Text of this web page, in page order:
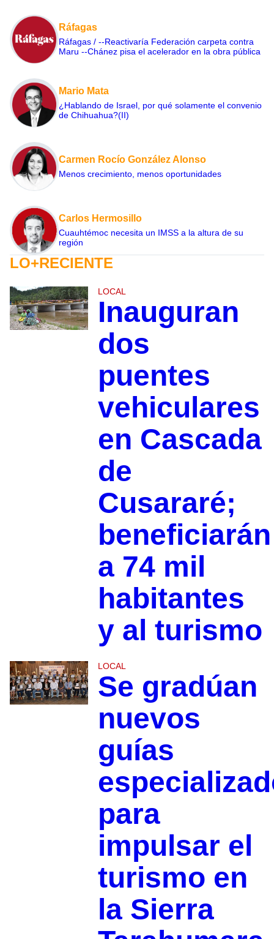
Ráfagas
Ráfagas / --Reactivaría Federación carpeta contra
Maru --Chánez pisa el acelerador en la obra pública
Mario Mata
¿Hablando de Israel, por qué solamente el convenio
de Chihuahua?(II)
Carmen Rocío González Alonso
Menos crecimiento, menos oportunidades
Carlos Hermosillo
Cuauhtémoc necesita un IMSS a la altura de su
región
LO+RECIENTE
LOCAL
Inauguran
dos
puentes
vehiculares
en Cascada
de
Cusararé;
beneficiarán
a 74 mil
habitantes
y al turismo
LOCAL
Se gradúan
nuevos
guías
para
impulsar el
turismo en
la Sierra